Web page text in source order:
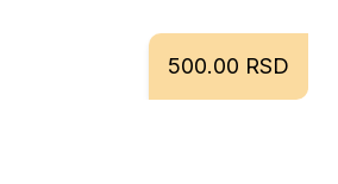
500.00 RSD